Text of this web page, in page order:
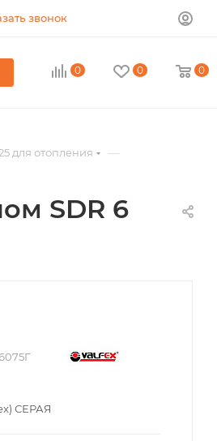
звонок
0 0 0
для отопления —
SDR 6
СЕРАЯ